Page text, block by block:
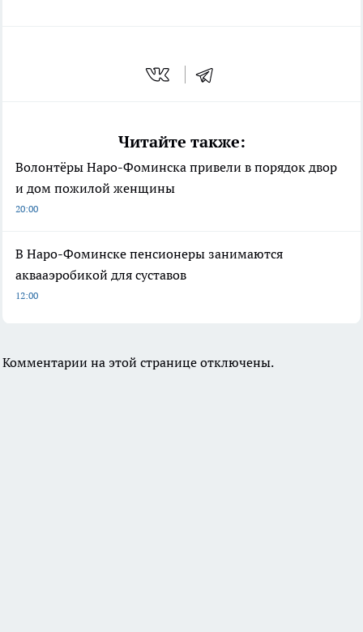
Читайте также:
Волонтёры Наро-Фоминска привели в порядок двор
и дом пожилой женщины
20:00
В Наро-Фоминске пенсионеры занимаются
аквааэробикой для суставов
12:00
Комментарии на этой странице отключены.